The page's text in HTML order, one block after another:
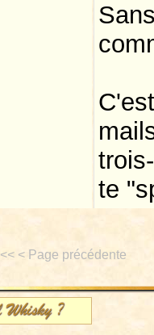
te
<< < Page précédente